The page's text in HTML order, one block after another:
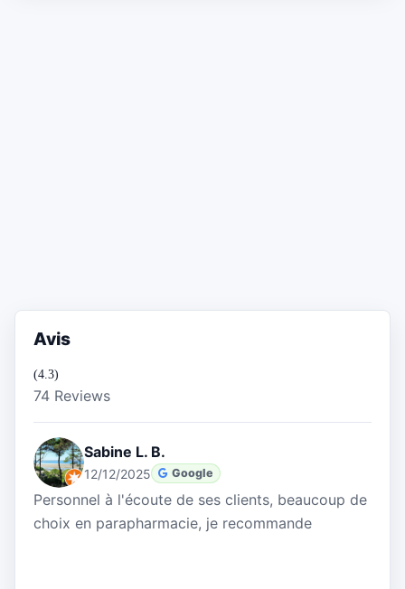
Avis
(4.3)
74 Reviews
Sabine L. B.
12/12/2025 Google
Personnel à l'écoute de ses clients, beaucoup de
choix en parapharmacie, je recommande